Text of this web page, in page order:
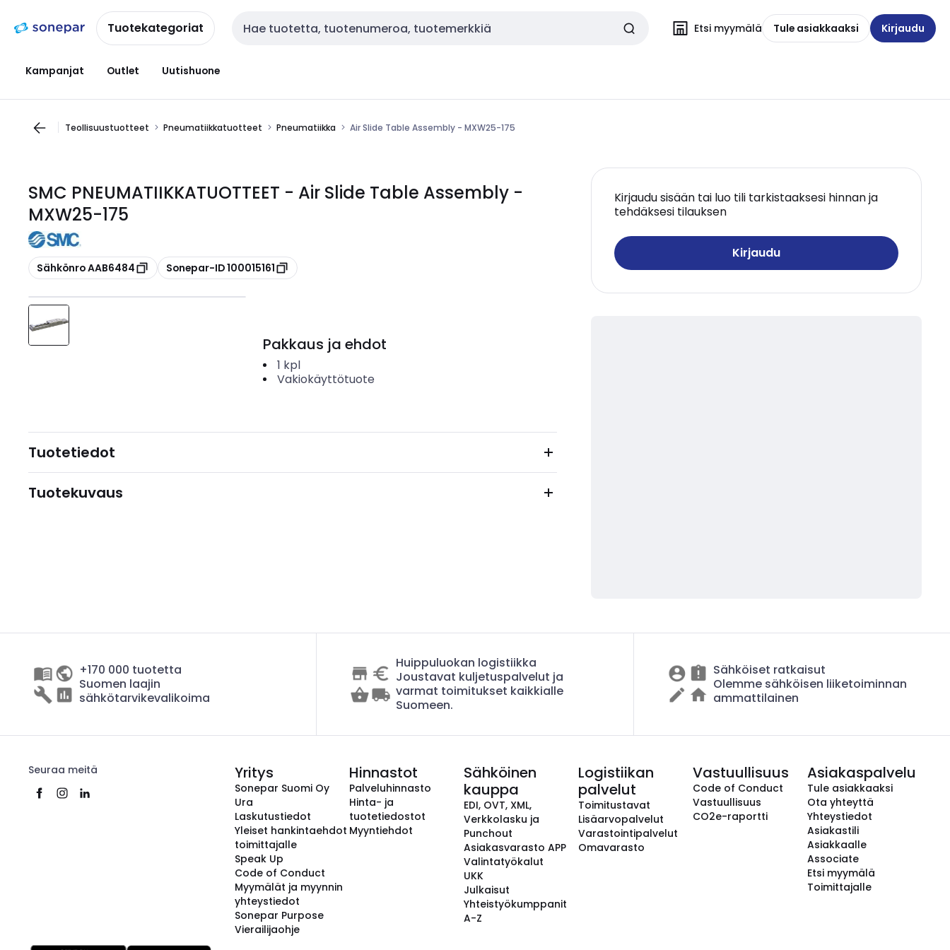
navigointiinsisältöönTuotekategoriat Haku Etsi myymälä Tule asiakkaaksi Kirjaudu
Kampanjat Outlet Uutishuone
Teollisuustuotteet Pneumatiikkatuotteet Pneumatiikka Air Slide Table Assembly - MXW25-175
SMC PNEUMATIIKKATUOTTEET - Air Slide Table Assembly -
MXW25-175
Kopioi
Sähkönro AAB6484 Kopioi
Sonepar-ID 100015161
Kirjaudu sisään tai luo tili tarkistaaksesi hinnan ja
tehdäksesi tilauksen
Kirjaudu
Pakkaus ja ehdot
1 kpl
Vakiokäyttötuote
Tuotetiedot
Tuotekuvaus
+170 000 tuotetta
Suomen laajin
sähkötarvikevalikoima
Huippuluokan logistiikka
Joustavat kuljetuspalvelut ja
varmat toimitukset kaikkialle
Suomeen.
Sähköiset ratkaisut
Olemme sähköisen liiketoiminnan
ammattilainen
Seuraa meitä Yritys
Sonepar Suomi Oy
Ura
Laskutustiedot
Yleiset hankintaehdot
toimittajalle
Speak Up
Code of Conduct
Myymälät ja myynnin
yhteystiedot
Sonepar Purpose
Vierailijaohje
Hinnastot
Palveluhinnasto
Hinta- ja
tuotetiedostot
Myyntiehdot
Sähköinen
kauppa
EDI, OVT, XML,
Verkkolasku ja
Punchout
Asiakasvarasto APP
Valintatyökalut
UKK
Julkaisut
Yhteistyökumppanit
A-Z
Logistiikan
palvelut
Toimitustavat
Lisäarvopalvelut
Varastointipalvelut
Omavarasto
Vastuullisuus
Code of Conduct
Vastuullisuus
CO2e-raportti
Asiakaspalvelu
Tule asiakkaaksi
Ota yhteyttä
Yhteystiedot
Asiakastili
Asiakkaalle
Associate
Etsi myymälä
Toimittajalle